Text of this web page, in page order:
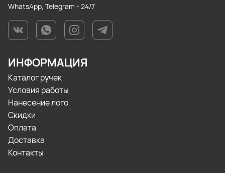
WhatsApp, Telegram - 24/7
ИНФОРМАЦИЯ
Каталог ручек
Условия работы
Нанесение лого
Скидки
Оплата
Доставка
Контакты